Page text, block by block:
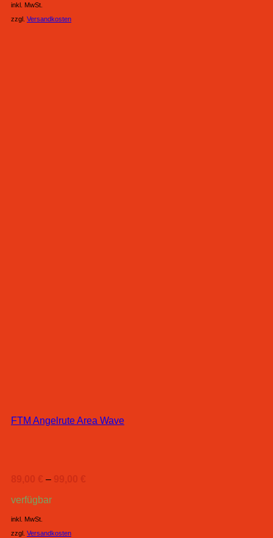
inkl. MwSt.
zzgl. Versandkosten
FTM Angelrute Area Wave
89,00 € – 99,00 €
verfügbar
inkl. MwSt.
zzgl. Versandkosten